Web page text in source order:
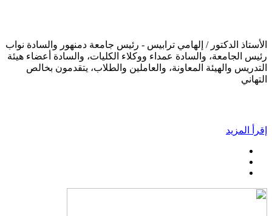
الأستاذ الدكتور / إلهامي ترابيس - رئيس جامعة دمنهور والسادة نواب
رئيس الجامعة، والسادة عمداء ووكلاء الكليات، والسادة أعضاء هيئة
التدريس والهيئة المعاونة، والعاملين والطلاب، يتقدمون بخالص
التهاني
إقرأ المزيد